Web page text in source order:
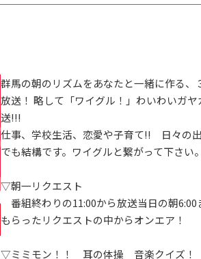
群馬の朝のリズムをあなたと一緒に作る、
放送！ 略して「ワイグル！」わいわいガ
送!!!
仕事、学校生活、恋愛や子育て!! 日々の
でも結構です。ワイグルと繋がって下さい。
▽朝一リクエスト
番組終わりの11:00から放送当日の朝6:00
もらったリクエストの中からオンエア！
▽ミミモン！！ 耳の体操 音楽クイズ！